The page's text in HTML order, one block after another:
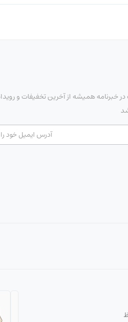
در خبرنامه همیشه از آخرین تخفیفات و